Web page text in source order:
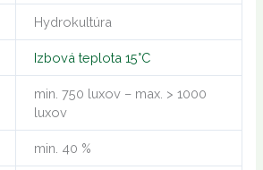
Hydrokultúra
Izbová teplota 15°C
min. 750 luxov – max. > 1000
luxov
min. 40 %